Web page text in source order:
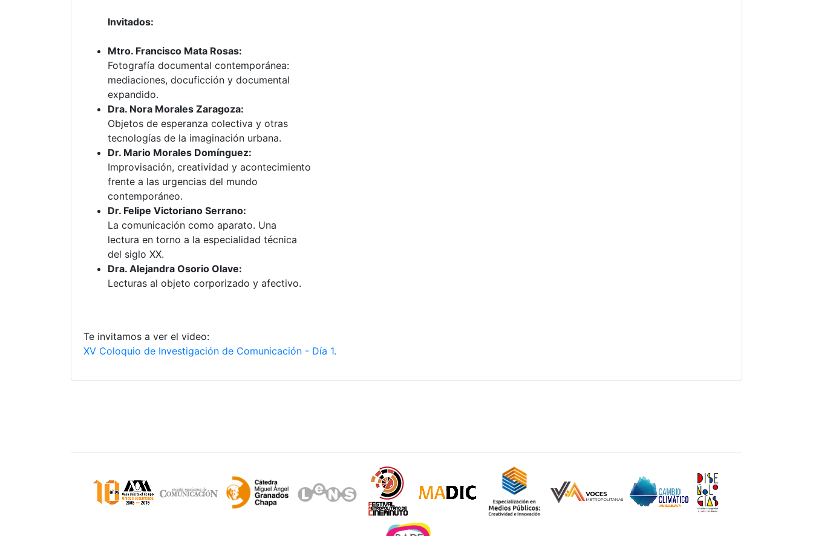
Invitados:
Mtro. Francisco Mata Rosas:
Fotografía documental contemporánea:
mediaciones, docuficción y documental
expandido.
Dra. Nora Morales Zaragoza:
Objetos de esperanza colectiva y otras
tecnologías de la imaginación urbana.
Dr. Mario Morales Domínguez:
Improvisación, creatividad y acontecimiento
frente a las urgencias del mundo
contemporáneo.
Dr. Felipe Victoriano Serrano:
La comunicación como aparato. Una
lectura en torno a la especialidad técnica
del siglo XX.
Dra. Alejandra Osorio Olave:
Lecturas al objeto corporizado y afectivo.
Te invitamos a ver el video:
XV Coloquio de Investigación de Comunicación - Día 1.